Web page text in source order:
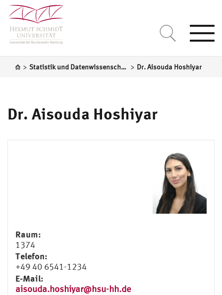
> Statistik und Datenwissenschaften > Dr. Aisouda Hoshiyar
Dr. Aisouda Hoshiyar
Raum:
1374
Telefon:
+49 40 6541-1234
E-Mail:
aisouda.hoshiyar@hsu-hh.de